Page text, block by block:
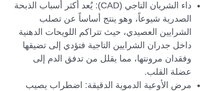
داء الشريان التاجي (CAD): يُعد أكثر أسباب الذبحة
الصدرية شيوعاً، وهو ينتج أساساً عن تصلب
الشرايين العصيدي، حيث تتراكم اللويحات الدهنية
داخل جدران الشرايين التاجية فتؤدي إلى تضيقها
وفقدان مرونتها، مما يقلل من تدفق الدم إلى
عضلة القلب.
مرض الأوعية الدموية الدقيقة: اضطراب يصيب